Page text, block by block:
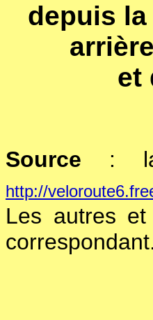
depuis la
et
Source : la
http://
Les autres
correspondant.